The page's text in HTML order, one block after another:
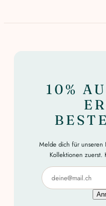
10%
Melde dich für unseren
Kollektionen zuerst.